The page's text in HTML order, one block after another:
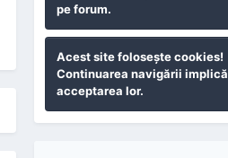
pe forum.
Acest site foloseşte cookies!
Continuarea navigării implică
acceptarea lor.